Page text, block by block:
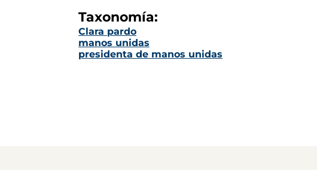
Taxonomía:
Clara pardo
manos unidas
presidenta de manos unidas